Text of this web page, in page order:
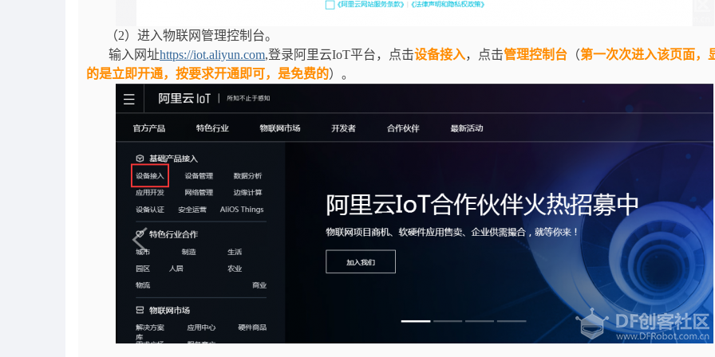
（2）进入物联网管理控制台。
输入网址https://iot.aliyun.com,登录阿里云IoT平台，点击设备接入，点击管理控制台 （第一次次进入该页面，
的是立即开通，按要求开通即可，是免费的） 。